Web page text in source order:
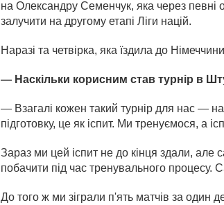
на Олександру Семенчук, яка через певні
залучити на другому етапі Ліги націй.
Наразі та четвірка, яка їздила до
— Наскільки корисним став турнір в
— Взагалі кожен такий турнір для нас —
підготовку, це як іспит. Ми тренуємося, а
Зараз ми цей іспит не до кінця здали, але
побачити під час тренувального
До того ж ми зіграли п'ять матчів за один